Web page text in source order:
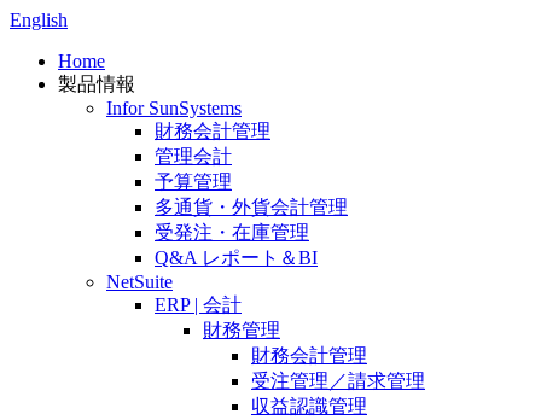
English
Home
製品情報
Infor SunSystems
財務会計管理
管理会計
予算管理
多通貨・外貨会計管理
受発注・在庫管理
Q&A レポート＆BI
NetSuite
ERP | 会計
財務管理
財務会計管理
受注管理／請求管理
収益認識管理